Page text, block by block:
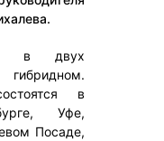
в двух
в
Уфе,
Посаде,